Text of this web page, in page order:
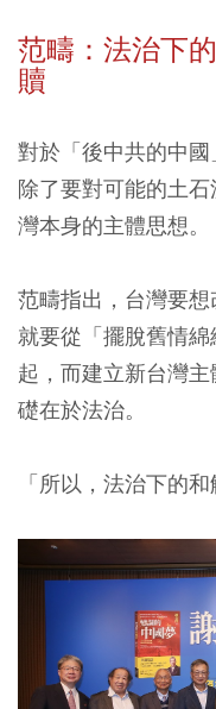
范疇：法治下
贖
對於「後中共的中
除了要對可能的土
灣本身的主體思想。
范疇指出，台灣要想
就要從「擺脫舊情
起 ，而建立新台灣
礎在於法治。
「所以，法治下的